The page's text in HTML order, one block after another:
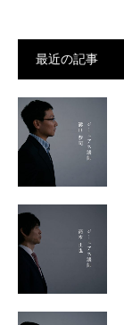
最近の記事